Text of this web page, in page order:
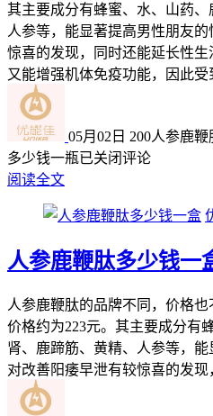
其主要成分有蜂蜜、水、山药、
人参等，能显著提高男性朋友
惊喜的发现，同时还能延长性生
又能增强机体免疫功能，因此受
05月02日 200人参鹿鞭
多少钱一瓶已关闭评论
阅读全文
人参鹿鞭肽多少钱一
人参鹿鞭肽的品牌不同，价格
价格约为223元。其主要成分有
肾、鹿蹄筋、黄精、人参等，能
对改善阳痿早泄有较惊喜的发现